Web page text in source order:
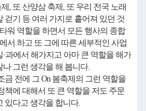
, 또 산양삼 축제, 또 우리 전국 노래
걷기 등 여러 가지로 흩어져 있던 것
워 역할을 하면서 모든 행사의 종합
서 하고 또 그에 따른 세부적인 사업
과에서 해가지고 아마 큰 역할을 해가
그런 생각을 해 봅니다.
금 전에 그 On 봄축제의 그런 역할을
책에 대해서 또 큰 역할을 저도 주문
있다고 생각을 합니다.